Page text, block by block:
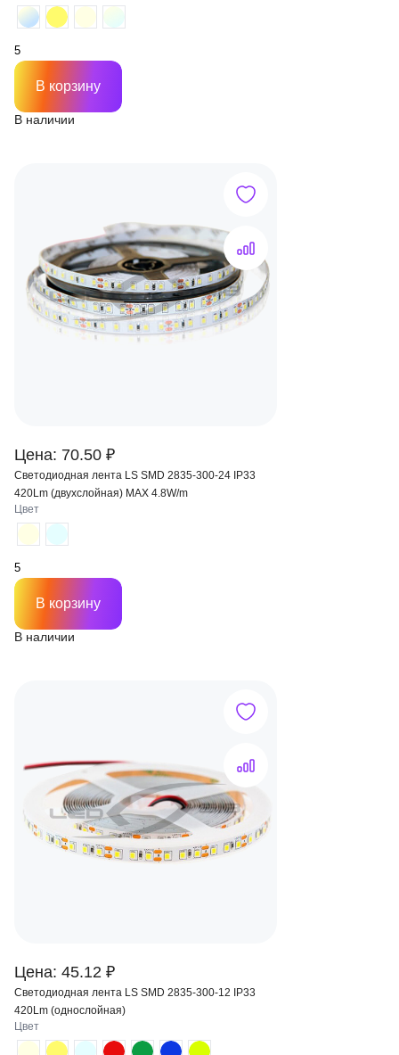
В наличии
В корзину
Цена: 70.50 ₽
Светодиодная лента LS SMD 2835-300-24 IP33
420Lm (двухслойная) MAX 4.8W/m
В наличии
Цвет
В корзину
Цена: 45.12 ₽
Светодиодная лента LS SMD 2835-300-12 IP33
420Lm (однослойная)
Цвет